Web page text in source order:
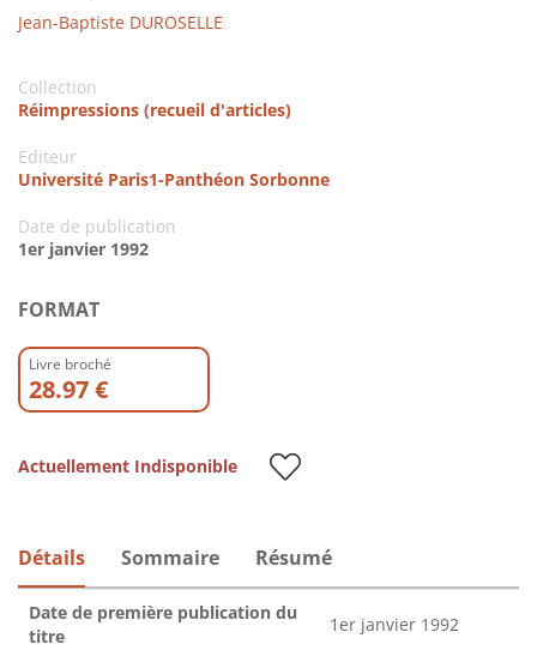
Jean-Baptiste DUROSELLE
Collection
Réimpressions (recueil d'articles)
Editeur
Université Paris1-Panthéon Sorbonne
Date de publication
1er janvier 1992
FORMAT
Livre broché
28.97 €
Actuellement Indisponible
Détails Sommaire Résumé
Date de première publication du
titre
1er janvier 1992